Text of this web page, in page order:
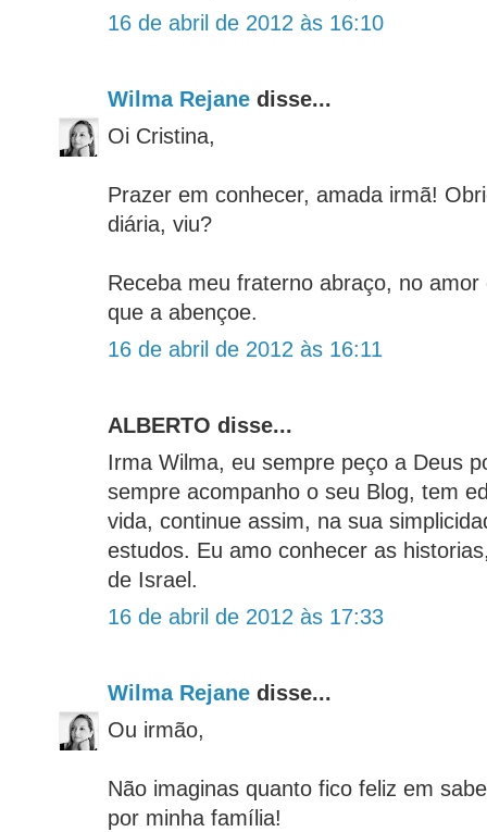
16 de abril de 2012 às 16:10
Wilma Rejane disse...
Oi Cristina,
Prazer em conhecer, amada irmã!
diária, viu?
Receba meu fraterno abraço, no
que a abençoe.
16 de abril de 2012 às 16:11
ALBERTO disse...
Irma Wilma, eu sempre peço a Deus
sempre acompanho o seu Blog, tem
vida, continue assim, na sua
estudos. Eu amo conhecer as
de Israel.
16 de abril de 2012 às 17:33
Wilma Rejane disse...
Ou irmão,
Não imaginas quanto fico feliz em
por minha família!